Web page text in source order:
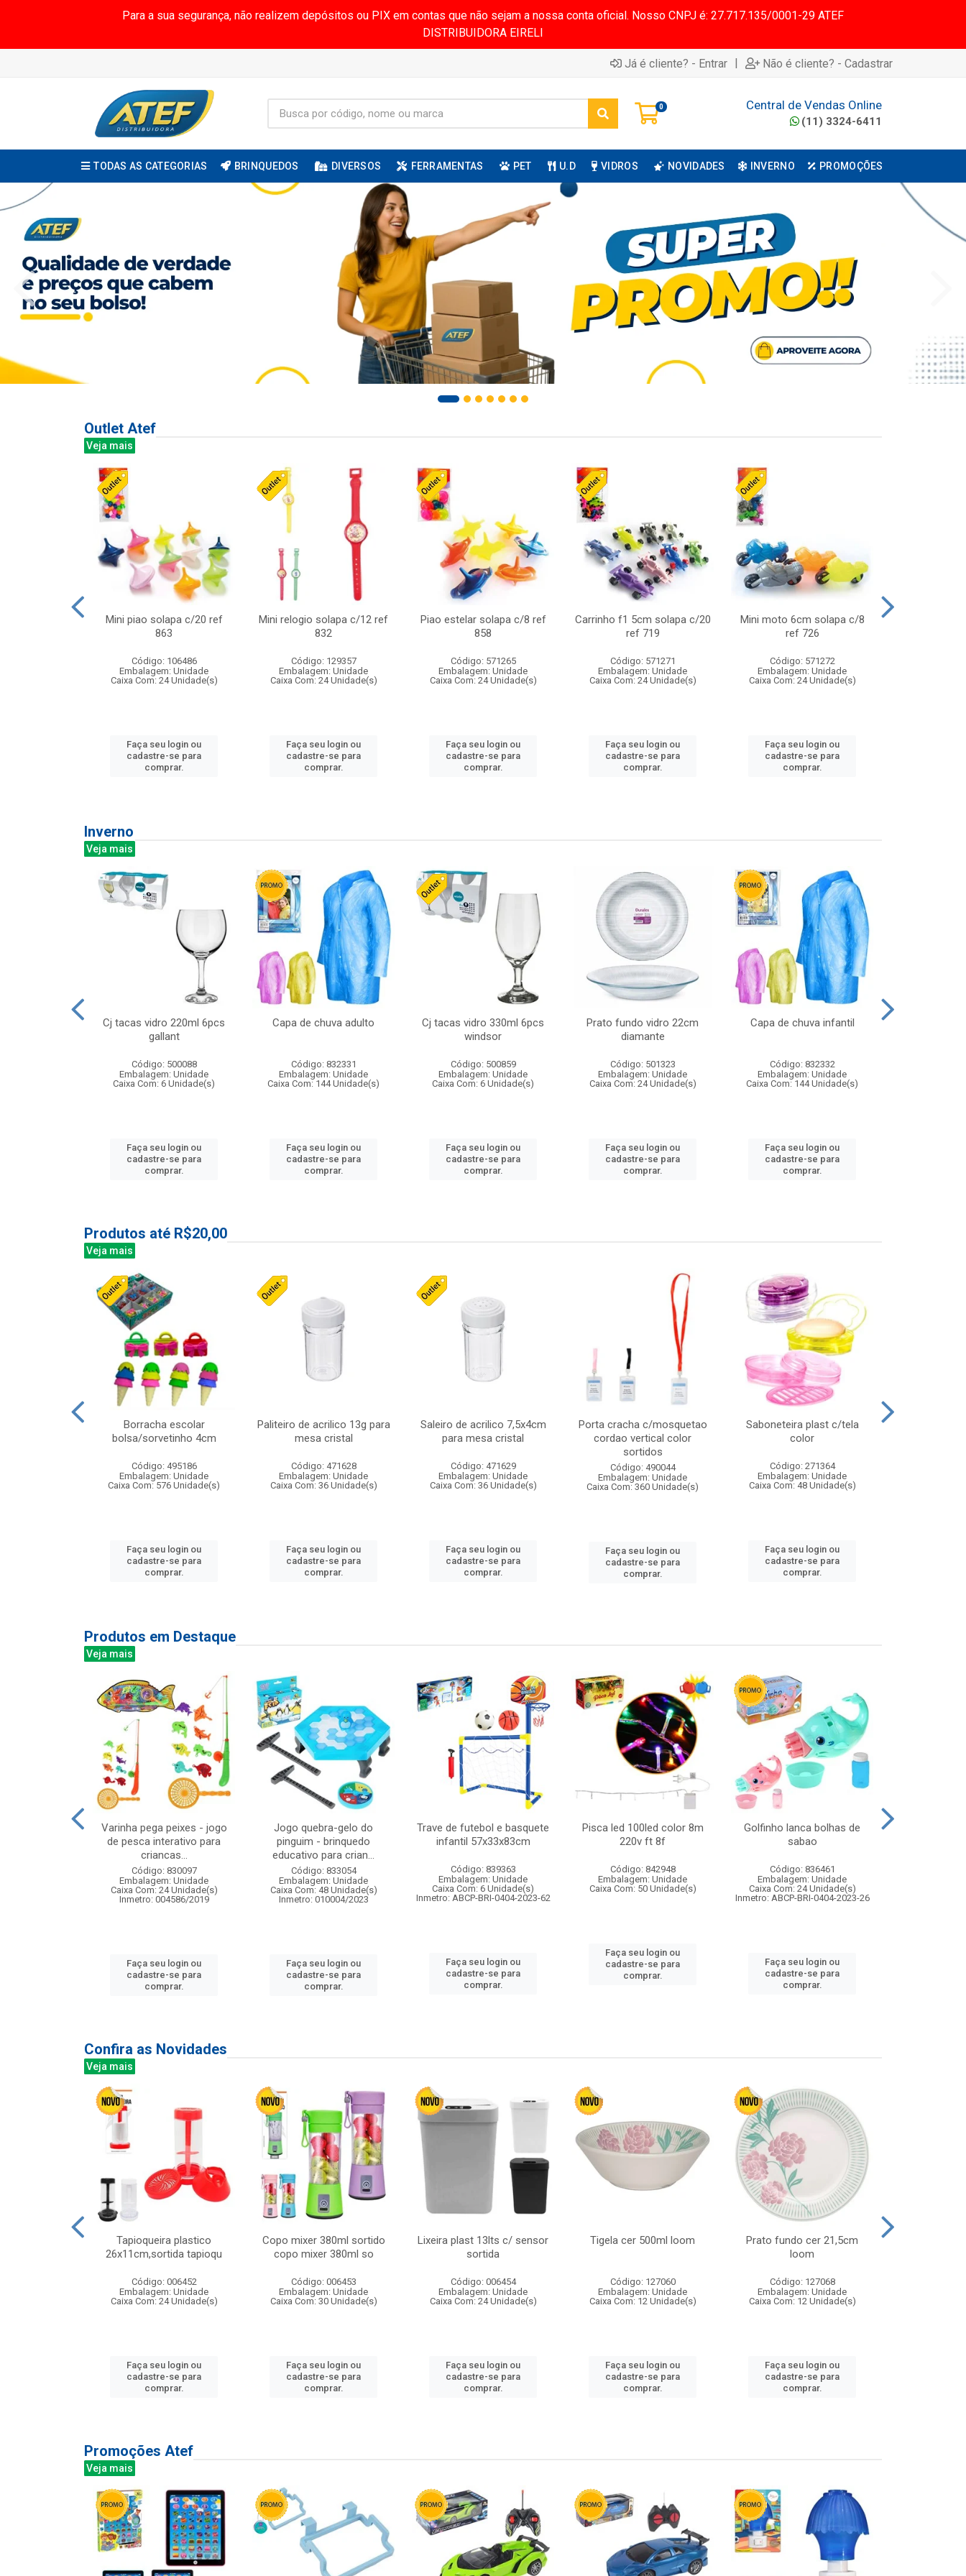
Para a sua segurança, não realizem depósitos ou PIX em contas que não sejam a nossa conta oficial. Nosso CNPJ é: 27.717.135/0001-29 ATEF
DISTRIBUIDORA EIRELI
Já é cliente? - Entrar | Não é cliente? - Cadastrar
0 Central de Vendas Online
(11) 3324-6411
TODAS AS CATEGORIAS BRINQUEDOS DIVERSOS FERRAMENTAS PET U.D VIDROS NOVIDADES INVERNO PROMOÇÕES
Outlet Atef
Veja mais
Mini piao solapa c/20 ref
863
Código: 106486
Embalagem: Unidade
Caixa Com: 24 Unidade(s)
Faça seu login ou
cadastre-se para
comprar.
Mini relogio solapa c/12 ref
832
Código: 129357
Embalagem: Unidade
Caixa Com: 24 Unidade(s)
Faça seu login ou
cadastre-se para
comprar.
Piao estelar solapa c/8 ref
858
Código: 571265
Embalagem: Unidade
Caixa Com: 24 Unidade(s)
Faça seu login ou
cadastre-se para
comprar.
Carrinho f1 5cm solapa c/20
ref 719
Código: 571271
Embalagem: Unidade
Caixa Com: 24 Unidade(s)
Faça seu login ou
cadastre-se para
comprar.
Mini moto 6cm solapa c/8
ref 726
Código: 571272
Embalagem: Unidade
Caixa Com: 24 Unidade(s)
Faça seu login ou
cadastre-se para
comprar.
Inverno
Veja mais
Cj tacas vidro 220ml 6pcs
gallant
Código: 500088
Embalagem: Unidade
Caixa Com: 6 Unidade(s)
Faça seu login ou
cadastre-se para
comprar.
Capa de chuva adulto
Código: 832331
Embalagem: Unidade
Caixa Com: 144 Unidade(s)
Faça seu login ou
cadastre-se para
comprar.
Cj tacas vidro 330ml 6pcs
windsor
Código: 500859
Embalagem: Unidade
Caixa Com: 6 Unidade(s)
Faça seu login ou
cadastre-se para
comprar.
Prato fundo vidro 22cm
diamante
Código: 501323
Embalagem: Unidade
Caixa Com: 24 Unidade(s)
Faça seu login ou
cadastre-se para
comprar.
Capa de chuva infantil
Código: 832332
Embalagem: Unidade
Caixa Com: 144 Unidade(s)
Faça seu login ou
cadastre-se para
comprar.
Produtos até R$20,00
Veja mais
Borracha escolar
bolsa/sorvetinho 4cm
Código: 495186
Embalagem: Unidade
Caixa Com: 576 Unidade(s)
Faça seu login ou
cadastre-se para
comprar.
Paliteiro de acrilico 13g para
mesa cristal
Código: 471628
Embalagem: Unidade
Caixa Com: 36 Unidade(s)
Faça seu login ou
cadastre-se para
comprar.
Saleiro de acrilico 7,5x4cm
para mesa cristal
Código: 471629
Embalagem: Unidade
Caixa Com: 36 Unidade(s)
Faça seu login ou
cadastre-se para
comprar.
Porta cracha c/mosquetao
cordao vertical color
sortidos
Código: 490044
Embalagem: Unidade
Caixa Com: 360 Unidade(s)
Faça seu login ou
cadastre-se para
comprar.
Saboneteira plast c/tela
color
Código: 271364
Embalagem: Unidade
Caixa Com: 48 Unidade(s)
Faça seu login ou
cadastre-se para
comprar.
Produtos em Destaque
Veja mais
Varinha pega peixes - jogo
de pesca interativo para
criancas...
Código: 830097
Embalagem: Unidade
Caixa Com: 24 Unidade(s)
Inmetro: 004586/2019
Faça seu login ou
cadastre-se para
comprar.
Jogo quebra-gelo do
pinguim - brinquedo
educativo para crian...
Código: 833054
Embalagem: Unidade
Caixa Com: 48 Unidade(s)
Inmetro: 010004/2023
Faça seu login ou
cadastre-se para
comprar.
Trave de futebol e basquete
infantil 57x33x83cm
Código: 839363
Embalagem: Unidade
Caixa Com: 6 Unidade(s)
Inmetro: ABCP-BRI-0404-2023-62
Faça seu login ou
cadastre-se para
comprar.
Pisca led 100led color 8m
220v ft 8f
Código: 842948
Embalagem: Unidade
Caixa Com: 50 Unidade(s)
Faça seu login ou
cadastre-se para
comprar.
Golfinho lanca bolhas de
sabao
Código: 836461
Embalagem: Unidade
Caixa Com: 24 Unidade(s)
Inmetro: ABCP-BRI-0404-2023-26
Faça seu login ou
cadastre-se para
comprar.
Confira as Novidades
Veja mais
Tapioqueira plastico
26x11cm,sortida tapioqu
Código: 006452
Embalagem: Unidade
Caixa Com: 24 Unidade(s)
Faça seu login ou
cadastre-se para
comprar.
Copo mixer 380ml sortido
copo mixer 380ml so
Código: 006453
Embalagem: Unidade
Caixa Com: 30 Unidade(s)
Faça seu login ou
cadastre-se para
comprar.
Lixeira plast 13lts c/ sensor
sortida
Código: 006454
Embalagem: Unidade
Caixa Com: 24 Unidade(s)
Faça seu login ou
cadastre-se para
comprar.
Tigela cer 500ml loom
Código: 127060
Embalagem: Unidade
Caixa Com: 12 Unidade(s)
Faça seu login ou
cadastre-se para
comprar.
Prato fundo cer 21,5cm
loom
Código: 127068
Embalagem: Unidade
Caixa Com: 12 Unidade(s)
Faça seu login ou
cadastre-se para
comprar.
Promoções Atef
Veja mais